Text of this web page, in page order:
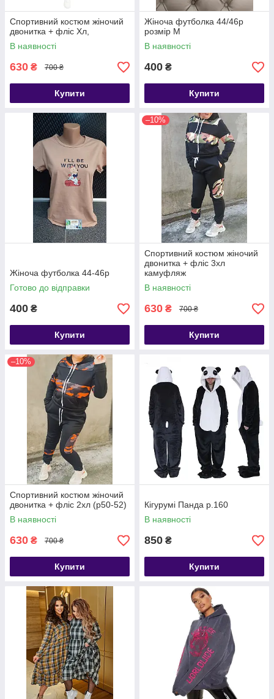
Спортивний костюм жіночий
двонитка + фліс Хл,
В наявності
630 ₴ 700 ₴
Купити
Жіноча футболка 44/46р
розмір М
В наявності
400 ₴
Купити
Жіноча футболка 44-46р
Готово до відправки
400 ₴
Купити
–10%
Спортивний костюм жіночий
двонитка + фліс 3хл
камуфляж
В наявності
630 ₴ 700 ₴
Купити
–10%
Спортивний костюм жіночий
двонитка + фліс 2хл (р50-52)
В наявності
630 ₴ 700 ₴
Купити
Кігурумі Панда р.160
В наявності
850 ₴
Купити